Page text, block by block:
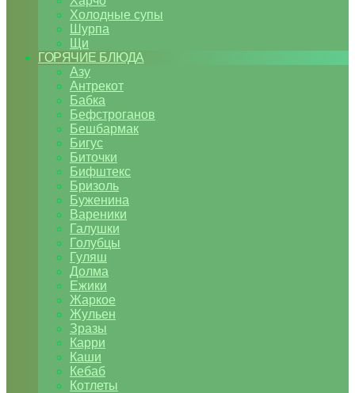
Холодные супы
Шурпа
Щи
ГОРЯЧИЕ БЛЮДА
Азу
Антрекот
Бабка
Бефстроганов
Бешбармак
Бигус
Биточки
Бифштекс
Бризоль
Буженина
Вареники
Галушки
Голубцы
Гуляш
Долма
Ежики
Жаркое
Жульен
Зразы
Карри
Каши
Кебаб
Котлеты